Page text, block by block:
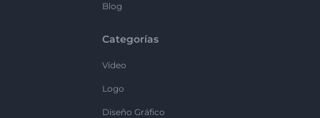
Blog
Categorías
Vídeo
Logo
Diseño Gráfico